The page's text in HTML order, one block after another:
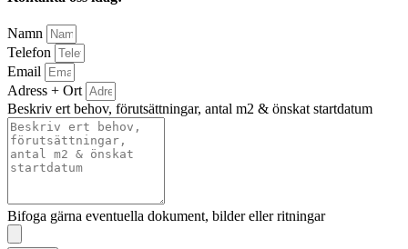
Namn
Telefon
Email
Adress + Ort
Beskriv ert behov, förutsättningar, antal m2 & önskat startdatum
Bifoga gärna eventuella dokument, bilder eller ritningar